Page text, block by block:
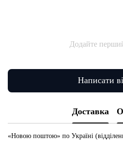
Додайте
Написати
Доставка
«Новою поштою» по Україні